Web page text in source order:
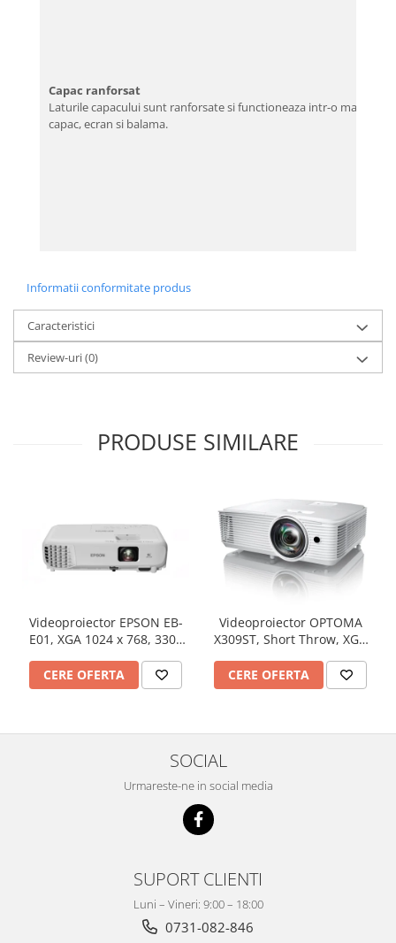
Capac ranforsat
Laturile capacului sunt ranforsate si functioneaza intr-o
capac, ecran si balama.
Informatii conformitate produs
Caracteristici
Review-uri(0)
PRODUSE SIMILARE
Videoproiector EPSON EB-
E01, XGA 1024 x 768, 3300
CERE OFERTA
Videoproiector OPTOMA
X309ST, Short Throw, XGA
contrast 25000:1
CERE OFERTA
SOCIAL
Urmareste-ne in social media
SUPORT CLIENTI
Luni – Vineri: 9:00 – 18:00
0731-082-846